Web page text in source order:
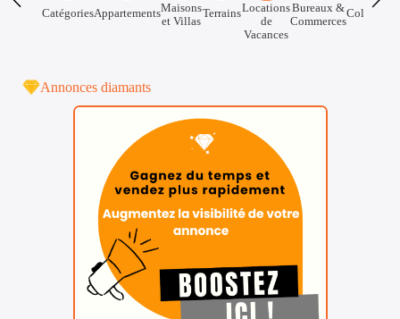
CatégoriesAppartementsMaisons
et Villas
TerrainsLocations
de
Vacances
Bureaux &
Commerces
Annonces diamants